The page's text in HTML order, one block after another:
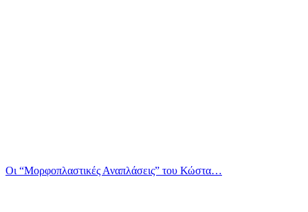
Οι “Μορφοπλαστικές Αναπλάσεις” του Κώστα…